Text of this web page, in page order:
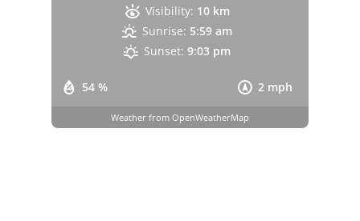
54 % 2 mph
Visibility: 10 km
Sunrise: 5:59 am
Sunset: 9:03 pm
Weather from OpenWeatherMap